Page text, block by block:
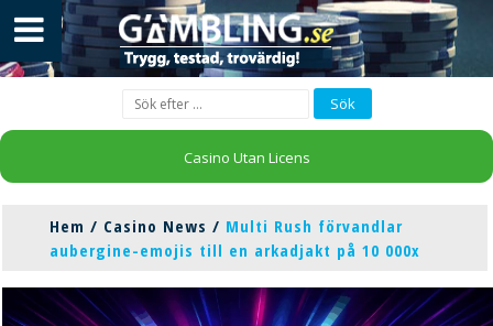
Casino Utan Licens
Hem / Casino News / Multi Rush förvandlar
aubergine-emojis till en arkadjakt på 10 000x